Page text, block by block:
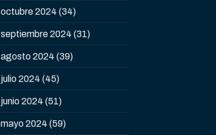
octubre 2024 (34)
septiembre 2024 (31)
agosto 2024 (39)
julio 2024 (45)
junio 2024 (51)
mayo 2024 (59)